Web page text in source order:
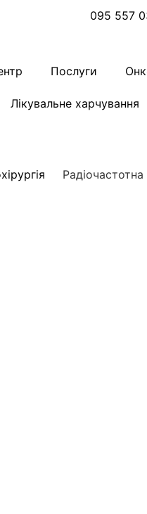
095 557
Послуги
Лікувальне харчування